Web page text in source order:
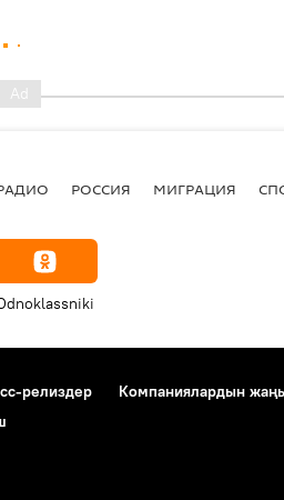
РОССИЯ МИГРАЦИЯ
релиздер Компаниялардын